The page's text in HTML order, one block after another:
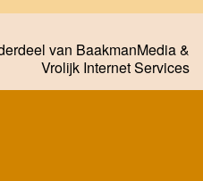
van BaakmanMedia&
Vrolijk Internet Services